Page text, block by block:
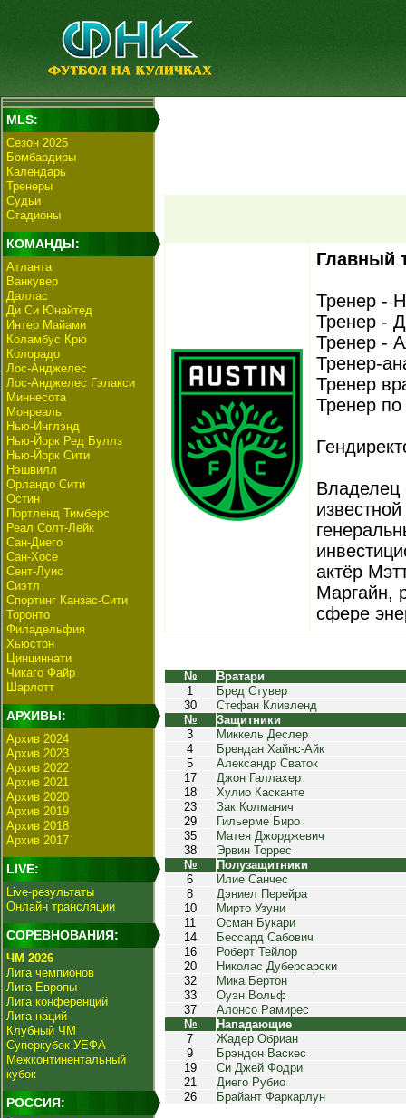
MLS:
Сезон 2025
Бомбардиры
Календарь
Тренеры
Судьи
Стадионы
КОМАНДЫ:
Атланта
Ванкувер
Даллас
Ди Си Юнайтед
Интер Майами
Коламбус Крю
Колорадо
Лос-Анджелес
Лос-Анджелес Гэлакси
Миннесота
Монреаль
Нью-Инглэнд
Нью-Йорк Ред Буллз
Нью-Йорк Сити
Нэшвилл
Орландо Сити
Остин
Портленд Тимберс
Реал Солт-Лейк
Сан-Диего
Сан-Хосе
Сент-Луис
Сиэтл
Спортинг Канзас-Сити
Торонто
Филадельфия
Хьюстон
Цинциннати
Чикаго Файр
Шарлотт
АРХИВЫ:
Архив 2024
Архив 2023
Архив 2022
Архив 2021
Архив 2020
Архив 2019
Архив 2018
Архив 2017
LIVE:
Live-результаты
Онлайн трансляции
СОРЕВНОВАНИЯ:
ЧМ 2026
Лига чемпионов
Лига Европы
Лига конференций
Лига наций
Клубный ЧМ
Суперкубок УЕФА
Межконтинентальный
кубок
РОССИЯ:
Главный
Тренер -
Тренер -
Тренер -
Тренер-
Тренер
Тренер
Владелец
актёр
Маргайн,
сфере
№
Вратари
1
Бред Стувер
30
Стефан Кливленд
№
Защитники
3
Миккель Деслер
4
Брендан Хайнс-Айк
5
Александр Сваток
17
Джон Галлахер
18
Хулио Касканте
23
Зак Колманич
29
Гильерме Биро
35
Матея Джорджевич
38
Эрвин Торрес
№
Полузащитники
6
Илие Санчес
8
Дэниел Перейра
10
Мирто Узуни
11
Осман Букари
14
Бессард Сабович
16
Роберт Тейлор
20
Николас Дуберсарски
32
Мика Бертон
33
Оуэн Вольф
37
Алонсо Рамирес
№
Нападающие
7
Жадер Обриан
9
Брэндон Васкес
19
Си Джей Фодри
21
Диего Рубио
26
Брайант Фаркарлун